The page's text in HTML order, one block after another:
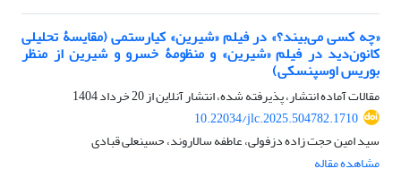
«چه کسی می‌بیند؟» در فیلم «شیرین» کیارستمی (مقایسۀ تحلیلی
کانون‌دید در فیلم «شیرین» و منظومۀ خسرو و شیرین از منظر
بوریس اوسپنسکی)
مقالات آماده انتشار، پذیرفته شده، انتشار آنلاین از20 خرداد 1404
10.22034/jlc.2025.504782.1710
سید امین حجت زاده دزفولی، عاطفه سالاروند، حسینعلی قبادی
مشاهده مقاله